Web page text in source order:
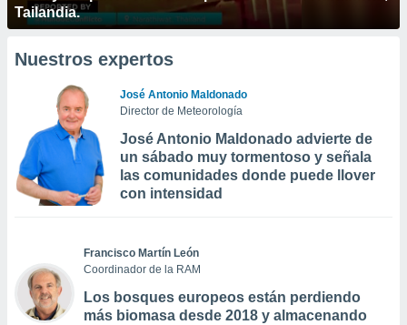
Tailandia.
Nuestros expertos
José Antonio Maldonado
Director de Meteorología
José Antonio Maldonado advierte de
un sábado muy tormentoso y señala
las comunidades donde puede llover
con intensidad
Francisco Martín León
Coordinador de la RAM
Los bosques europeos están perdiendo
más biomasa desde 2018 y almacenando